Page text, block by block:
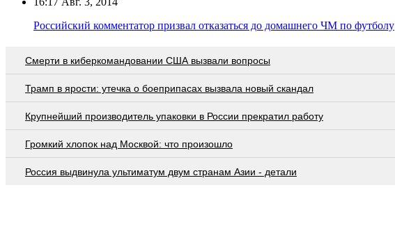
Российский комментатор призвал отказаться до домашнего ЧМ по футболу
Смерти в киберкомандовании США вызвали вопросы
Трамп в ярости: утечка о боеприпасах вызвала новый скандал
Крупнейший производитель упаковки в России прекратил работу
Громкий хлопок над Москвой: что произошло
Россия выдвинула ультиматум двум странам Азии - детали